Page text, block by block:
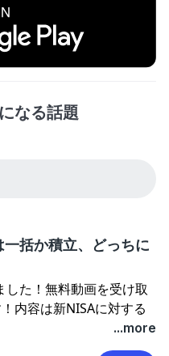
なる話題
括か積立、どっちに
した！無料動画を受け取
内容は新NISAに対する
...more